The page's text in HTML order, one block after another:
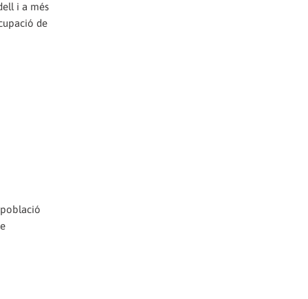
i a més
de